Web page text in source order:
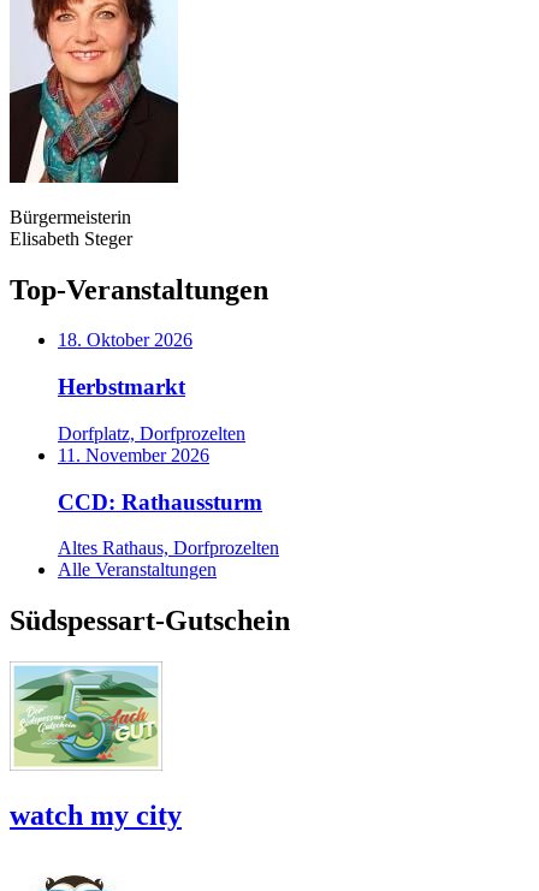
Bürgermeisterin
Elisabeth Steger
Top-Veranstaltungen
18. Oktober 2026
Herbstmarkt
Dorfplatz, Dorfprozelten
11. November 2026
CCD: Rathaussturm
Altes Rathaus, Dorfprozelten
Alle Veranstaltungen
Südspessart-Gutschein
watch my city